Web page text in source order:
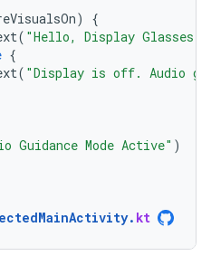
)
{
( "Hello, Display Glasses!"
{
( "Display is off. Audio
Guidance Mode Active" )
. kt